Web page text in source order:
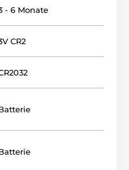
- 6 Monate
CR2